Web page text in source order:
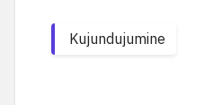
Kujundujumine